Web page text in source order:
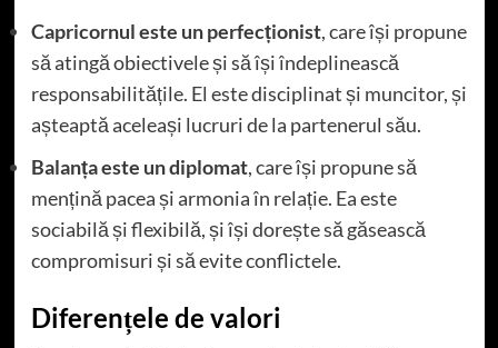
Capricornul este un perfecționist, care își propune
să atingă obiectivele și să își îndeplinească
responsabilitățile. El este disciplinat și muncitor, și
așteaptă aceleași lucruri de la partenerul său.
Balanța este un diplomat, care își propune să
mențină pacea și armonia în relație. Ea este
sociabilă și flexibilă, și își dorește să găsească
compromisuri și să evite conflictele.
Diferențele de valori